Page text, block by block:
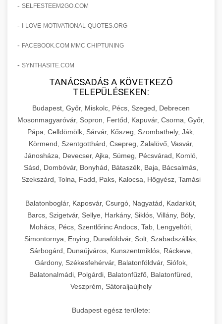
amelyek valós eredményeket hoznak.
szonyegtisztito.net
marketing stratégiai tervrajz
útjáról, bemutatva az utat a küzdő praxistól a
virágzó vállalkozásig 150%-os növekedéssel.
klinika átalakulási történet
Érdeklődés 150%-os Fokozása
Technikák és módszerek a páciensek
érdeklődésének és elkötelezettségének drámai
növeléséhez. Egy 150%-os fellendülési
esettanulmány gyakorlati betekintésekkel.
weboldal-keszites.co
elkötelezettség erősítési módszerek
🎮 19. AI Google Ads és Meta
Kampány Kezelés
Fejlett AI-alapú Google Ads és Meta hirdetési
kampánykezelés. Optimalizálja hirdetési
költségvetését gépi tanulással és
automatizálással.
aikampany.hu AI hirdetési automatizálás
🍞 20. Ipari Dagasztógép +
Professzionális ipari dagasztógépek és
tésztakeverő gépek pékségek és kereskedelmi
konyhák számára. Masszív konstrukció
megbízható teljesítményhez.
chef-iparikonyhagepek.hu
kereskedelmi tésztakeverő
🔪 21. Ipari Szeletelőgép +
Ipari hús- és sajtszeletelő gépek professzionális
élelmiszer-előkészítéshez. Precíziós vágás
állítható vastagság beállítással.
chef-iparikonyhagepek.hu
professzionális élelmiszer szeletelő
📦 22. Vákuumozó Gép +
Kereskedelmi vákuumcsomagoló berendezések
élelmiszerek tartósításához. Hosszabbítsa a
szavatossági időt és tartsa meg a termék
frissességét.
🎁 23. Vákuumfóliázó Gép +
Ipari vákuumfóliázó gépek professzionális
Hatékony lezárási és tartósítási megoldások.
- SELFESTEEM2GO.COM
- I-LOVE-MOTIVATIONAL-QUOTES.ORG
- FACEBOOK.COM MMC CHIPTUNING
- SYNTHASITE.COM
TANÁCSADÁS A KÖVETKEZŐ
TELEPÜLÉSEKEN:
Budapest, Győr, Miskolc, Pécs, Szeged, Debrecen
Mosonmagyaróvár, Sopron, Fertőd, Kapuvár, Csorna, Győr,
Pápa, Celldömölk, Sárvár, Kőszeg, Szombathely, Ják,
Körmend, Szentgotthárd, Csepreg, Zalalövő, Vasvár,
Jánosháza, Devecser, Ajka, Sümeg, Pécsvárad, Komló,
Sásd, Dombóvár, Bonyhád, Bátaszék, Baja, Bácsalmás,
Szekszárd, Tolna, Fadd, Paks, Kalocsa, Hőgyész, Tamási
Balatonboglár, Kaposvár, Csurgó, Nagyatád, Kadarkút,
Barcs, Szigetvár, Sellye, Harkány, Siklós, Villány, Bóly,
Mohács, Pécs, Szentlőrinc Andocs, Tab, Lengyeltóti,
Simontornya, Enying, Dunaföldvár, Solt, Szabadszállás,
Sárbogárd, Dunaújváros, Kunszentmiklós, Ráckeve,
Gárdony, Székesfehérvár, Balatonföldvár, Siófok,
Balatonalmádi, Polgárdi, Balatonfűzfő, Balatonfüred,
Veszprém, Sátoraljaújhely
Budapest egész területe: